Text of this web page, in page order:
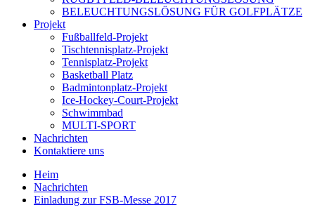
BELEUCHTUNGSLÖSUNG FÜR GOLFPLÄTZE
Projekt
Fußballfeld-Projekt
Tischtennisplatz-Projekt
Tennisplatz-Projekt
Basketball Platz
Badmintonplatz-Projekt
Ice-Hockey-Court-Projekt
Schwimmbad
MULTI-SPORT
Nachrichten
Kontaktiere uns
Heim
Nachrichten
Einladung zur FSB-Messe 2017